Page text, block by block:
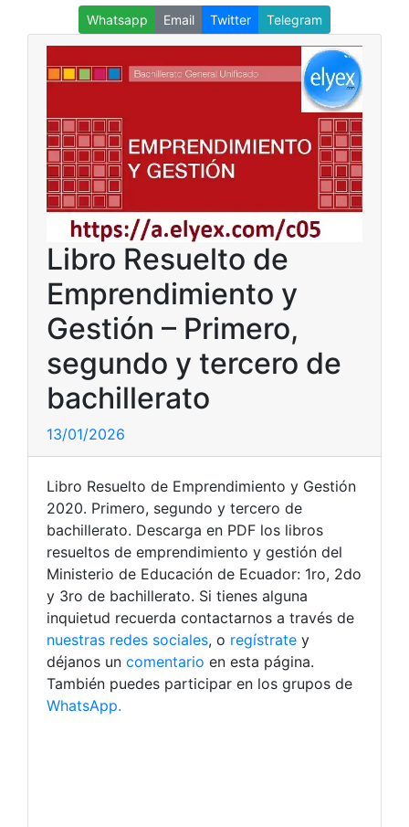
Whatsapp Email Twitter Telegram
Libro Resuelto de
Emprendimiento y
Gestión – Primero,
segundo y tercero de
bachillerato
13/01/2026
Libro Resuelto de Emprendimiento y Gestión
2020. Primero, segundo y tercero de
bachillerato. Descarga en PDF los libros
resueltos de emprendimiento y gestión del
Ministerio de Educación de Ecuador: 1ro, 2do
y 3ro de bachillerato. Si tienes alguna
inquietud recuerda contactarnos a través de
nuestras redes sociales, o regístrate y
déjanos un comentario en esta página.
También puedes participar en los grupos de
WhatsApp.